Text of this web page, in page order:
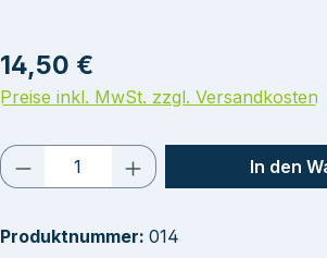
Regulärer Preis:
14,50 €
Preise inkl. MwSt. zzgl. Versandkosten
Produkt Anzahl: Gib den
In den
Produktnummer: 014